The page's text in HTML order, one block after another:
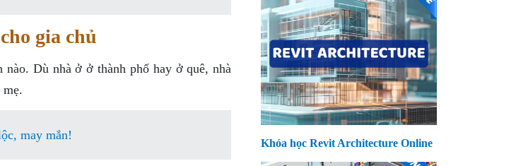
gia chủ
Dù nhà ở ở thành phố hay ở quê, nhà
may mắn!
Khóa học Revit Architecture Online